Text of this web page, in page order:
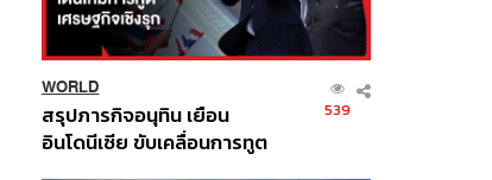
WORLD
สรุปภารกิจอนุทิน เยือน
อินโดนีเซีย ขับเคลื่อนการทูต
539